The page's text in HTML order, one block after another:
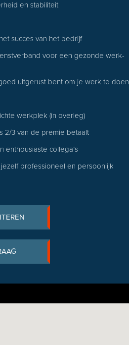
en stabiliteit
succes van het bedrijf
voor een gezonde werk-
uitgerust bent om je werk te doen
werkplek (in overleg)
2/3 van de premie betaalt
collega’s
professioneel en persoonlijk